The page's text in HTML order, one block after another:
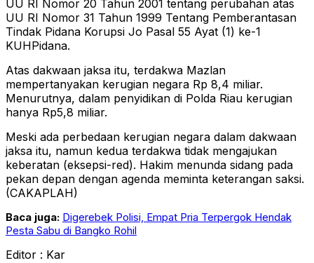
UU RI Nomor 20 Tahun 2001 tentang perubahan atas
UU RI Nomor 31 Tahun 1999 Tentang Pemberantasan
Tindak Pidana Korupsi Jo Pasal 55 Ayat (1) ke-1
KUHPidana.
Atas dakwaan jaksa itu, terdakwa Mazlan
mempertanyakan kerugian negara Rp 8,4 miliar.
Menurutnya, dalam penyidikan di Polda Riau kerugian
hanya Rp5,8 miliar.
Meski ada perbedaan kerugian negara dalam dakwaan
jaksa itu, namun kedua terdakwa tidak mengajukan
keberatan (eksepsi-red). Hakim menunda sidang pada
pekan depan dengan agenda meminta keterangan saksi.
(CAKAPLAH)
Baca juga: Digerebek Polisi, Empat Pria Terpergok Hendak
Pesta Sabu di Bangko Rohil
Editor : Kar